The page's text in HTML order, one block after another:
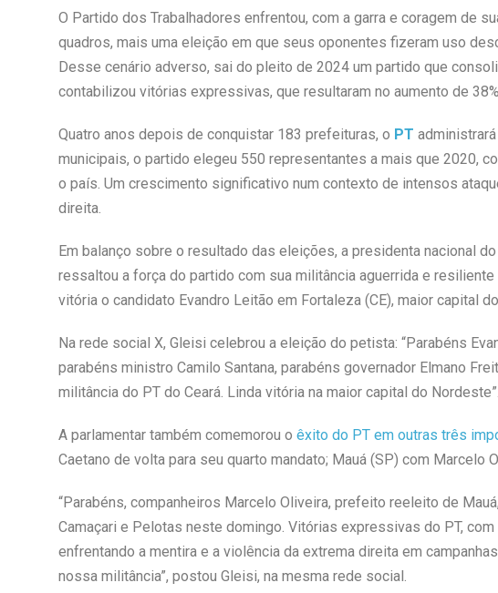
O Partido dos Trabalhadores enfrentou, com a garra e coragem de
quadros, mais uma eleição em que seus oponentes fizeram uso
Desse cenário adverso, sai do pleito de 2024 um partido que
contabilizou vitórias expressivas, que resultaram no aumento de
Quatro anos depois de conquistar 183 prefeituras, o PT
municipais, o partido elegeu 550 representantes a mais que 2020,
o país. Um crescimento significativo num contexto de intensos
direita.
Em balanço sobre o resultado das eleições, a presidenta nacional
ressaltou a força do partido com sua militância aguerrida e
vitória o candidato Evandro Leitão em Fortaleza (CE), maior capital
Na rede social X, Gleisi celebrou a eleição do petista: “Parabéns
parabéns ministro Camilo Santana, parabéns governador Elmano
militância do PT do Ceará. Linda vitória na maior capital do Nordeste”.
A parlamentar também comemorou o êxito do PT em outras três
Caetano de volta para seu quarto mandato; Mauá (SP) com Marcelo
“Parabéns, companheiros Marcelo Oliveira, prefeito reeleito de
Camaçari e Pelotas neste domingo. Vitórias expressivas do PT,
enfrentando a mentira e a violência da extrema direita em
nossa militância”, postou Gleisi, na mesma rede social.